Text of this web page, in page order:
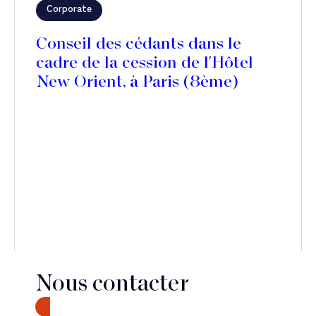
Corporate
Conseil des cédants dans le
cadre de la cession de l'Hôtel
New Orient, à Paris (8ème)
Nous contacter